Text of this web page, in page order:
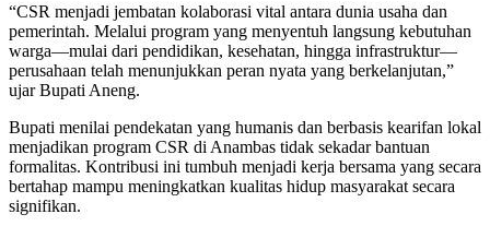
“CSR menjadi jembatan kolaborasi vital antara dunia usaha dan
pemerintah. Melalui program yang menyentuh langsung kebutuhan
warga—mulai dari pendidikan, kesehatan, hingga infrastruktur—
perusahaan telah menunjukkan peran nyata yang berkelanjutan,”
ujar Bupati Aneng.
Bupati menilai pendekatan yang humanis dan berbasis kearifan lokal
menjadikan program CSR di Anambas tidak sekadar bantuan
formalitas. Kontribusi ini tumbuh menjadi kerja bersama yang secara
bertahap mampu meningkatkan kualitas hidup masyarakat secara
signifikan.